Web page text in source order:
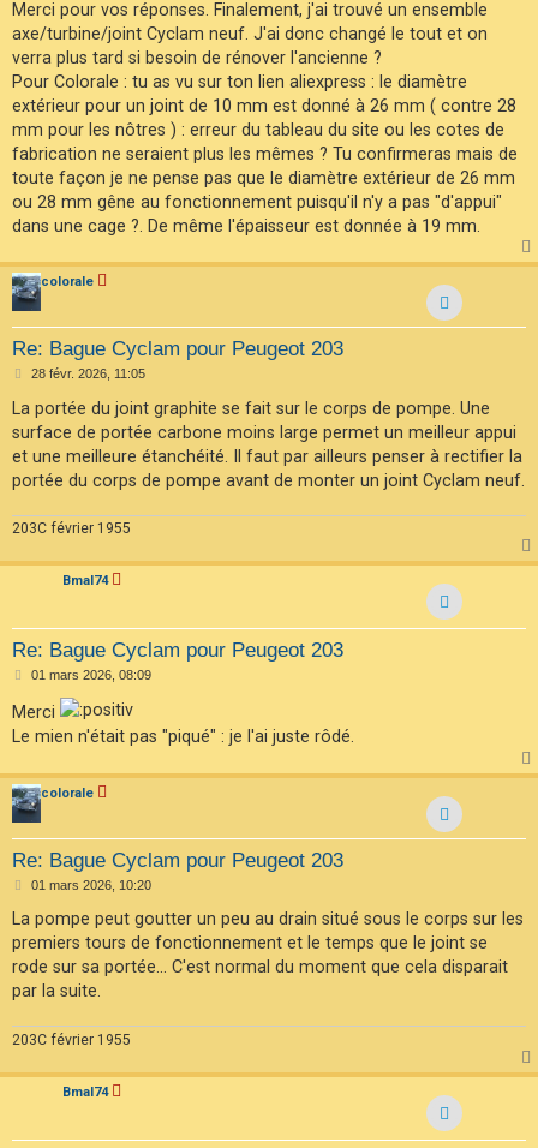
s
a
g
e
Merci pour vos réponses. Finalement, j'ai trouvé un ensemble
axe/turbine/joint Cyclam neuf. J'ai donc changé le tout et on
verra plus tard si besoin de rénover l'ancienne ?
Pour Colorale : tu as vu sur ton lien aliexpress : le diamètre
extérieur pour un joint de 10 mm est donné à 26 mm ( contre 28
mm pour les nôtres ) : erreur du tableau du site ou les cotes de
fabrication ne seraient plus les mêmes ? Tu confirmeras mais de
toute façon je ne pense pas que le diamètre extérieur de 26 mm
ou 28 mm gêne au fonctionnement puisqu'il n'y a pas "d'appui"
dans une cage ?. De même l'épaisseur est donnée à 19 mm.
colorale
Re: Bague Cyclam pour Peugeot 203
M
s
s
a
g
e
28 févr. 2026, 11:05
La portée du joint graphite se fait sur le corps de pompe. Une
surface de portée carbone moins large permet un meilleur appui
et une meilleure étanchéité. Il faut par ailleurs penser à rectifier la
portée du corps de pompe avant de monter un joint Cyclam neuf.
203C février 1955
Bmal74
Re: Bague Cyclam pour Peugeot 203
M
s
a
01 mars 2026, 08:09
Merci
Le mien n'était pas "piqué" : je l'ai juste rôdé.
colorale
Re: Bague Cyclam pour Peugeot 203
M
s
a
g
e
01 mars 2026, 10:20
La pompe peut goutter un peu au drain situé sous le corps sur les
premiers tours de fonctionnement et le temps que le joint se
rode sur sa portée... C'est normal du moment que cela disparait
par la suite.
203C février 1955
Bmal74